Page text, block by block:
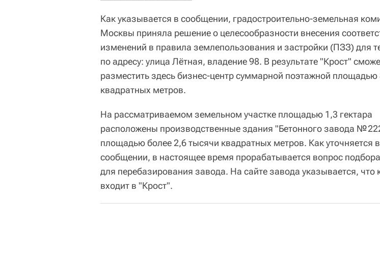
Как указывается в сообщении, градостроительно-земельная
Москвы приняла решение о целесообразности внесения
изменений в правила землепользования и застройки (ПЗЗ) для
по адресу: улица Лётная, владение 98. В результате "Крост"
разместить здесь бизнес-центр суммарной поэтажной площадью
квадратных метров.
На рассматриваемом земельном участке площадью 1,3 гектара
расположены производственные здания "Бетонного завода №
площадью более 2,6 тысячи квадратных метров. Как уточняется в
сообщении, в настоящее время прорабатывается вопрос
для перебазирования завода. На сайте завода указывается, что
входит в "Крост".